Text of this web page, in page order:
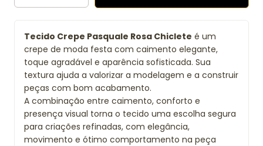
Tecido Crepe Pasquale Rosa Chiclete é um
crepe de moda festa com caimento elegante,
toque agradável e aparência sofisticada. Sua
textura ajuda a valorizar a modelagem e a construir
peças com bom acabamento.
A combinação entre caimento, conforto e
presença visual torna o tecido uma escolha segura
para criações refinadas, com elegância,
movimento e ótimo comportamento na peça